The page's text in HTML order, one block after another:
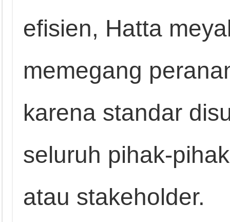
efisien, Hatta
memegang
karena standar
seluruh pihak-
atau stakeholder.